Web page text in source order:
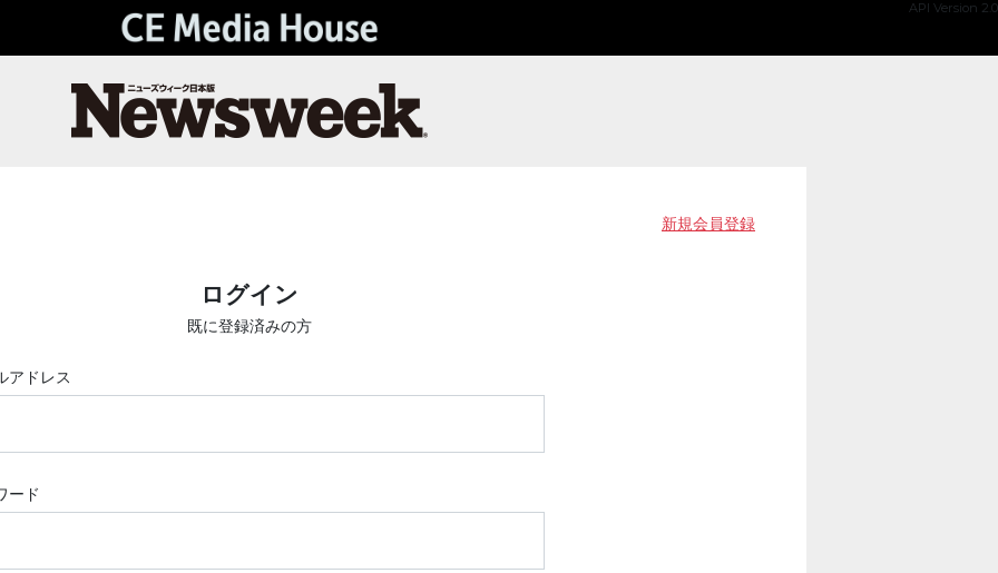
API Version 2.0
新規会員登録
ログイン
既に登録済みの方
アドレス
ード